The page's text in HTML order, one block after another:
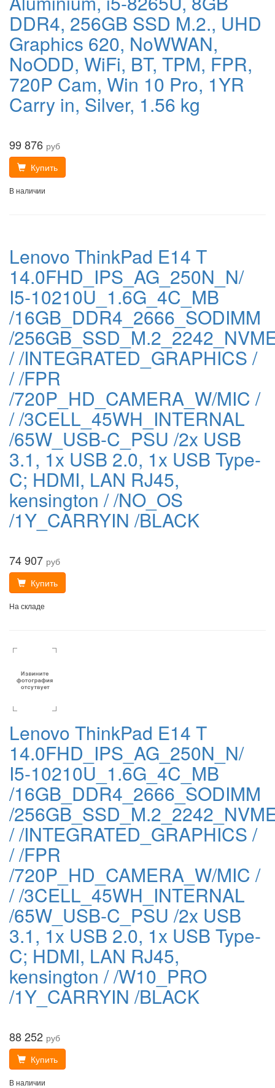
DDR4, 256GB SSD M.2., UHD
Graphics 620, NoWWAN,
NoODD, WiFi, BT, TPM, FPR,
720P Cam, Win 10 Pro, 1YR
Carry in, Silver, 1.56 kg
99 876 руб
Купить
В наличии
Lenovo ThinkPad E14 T
14.0FHD_IPS_AG_250N_N/
I5-10210U_1.6G_4C_MB
/16GB_DDR4_2666_SODIMM
/
/ /INTEGRATED_GRAPHICS /
/ /FPR
/720P_HD_CAMERA_W/MIC /
/ /3CELL_45WH_INTERNAL
/65W_USB-C_PSU /2x USB
3.1, 1x USB 2.0, 1x USB Type-
C; HDMI, LAN RJ45,
kensington / /NO_OS
/1Y_CARRYIN /BLACK
74 907 руб
Купить
На складе
Lenovo ThinkPad E14 T
14.0FHD_IPS_AG_250N_N/
I5-10210U_1.6G_4C_MB
/16GB_DDR4_2666_SODIMM
/
/ /INTEGRATED_GRAPHICS /
/ /FPR
/720P_HD_CAMERA_W/MIC /
/ /3CELL_45WH_INTERNAL
/65W_USB-C_PSU /2x USB
3.1, 1x USB 2.0, 1x USB Type-
C; HDMI, LAN RJ45,
kensington / /W10_PRO
/1Y_CARRYIN /BLACK
88 252 руб
Купить
В наличии